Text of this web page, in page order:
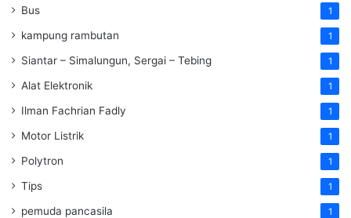
Bus 1
kampung rambutan 1
Siantar – Simalungun, Sergai – Tebing 1
Alat Elektronik 1
Ilman Fachrian Fadly 1
Motor Listrik 1
Polytron 1
Tips 1
pemuda pancasila 1